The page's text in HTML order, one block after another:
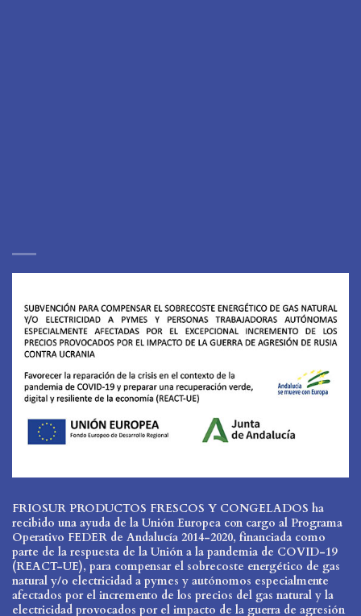
FRIOSUR PRODUCTOS FRESCOS Y CONGELADOS ha
recibido una ayuda de la Unión Europea con cargo al Programa
Operativo FEDER de Andalucía 2014-2020, financiada como
parte de la respuesta de la Unión a la pandemia de COVID-19
(REACT-UE), para compensar el sobrecoste energético de gas
natural y/o electricidad a pymes y autónomos especialmente
afectados por el incremento de los precios del gas natural y la
electricidad provocados por el impacto de la guerra de agresión